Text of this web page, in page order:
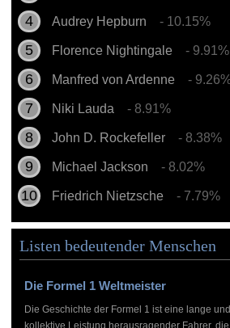
Audrey Hepburn - 10.15%
Florence Nightingale - 9.91%
Manfred von Ardenne -
Niki Lauda - 8.91%
John D. Rockefeller - 8.38%
Michael Jackson - 8.02%
Friedrich Nietzsche - 7.79%
Listen bedeutender Menschen
Die Formel 1 Weltmeister
Die Geschichte der Formel 1 ist eine lange und
kollektive Leistung herausragender Fahrer,